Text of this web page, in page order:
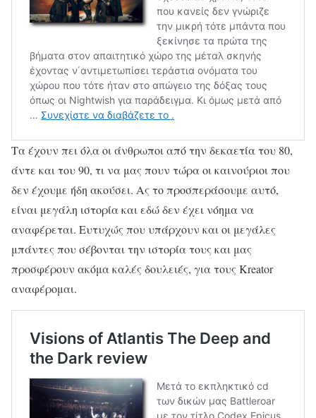
Τα έχουν πει όλα οι άνθρωποι από την δεκαετία του 80,
άντε και του 90, τι να μας πουν τώρα οι καινούριοι που
δεν έχουμε ήδη ακούσει. Ας το προσπεράσουμε αυτό,
είναι μεγάλη ιστορία και εδώ δεν έχει νόημα να
αναφέρεται. Ευτυχώς που υπάρχουν και οι μεγάλες
μπάντες που σέβονται την ιστορία τους και μας
προσφέρουν ακόμα καλές δουλειές, για τους Kreator
αναφέρομαι.